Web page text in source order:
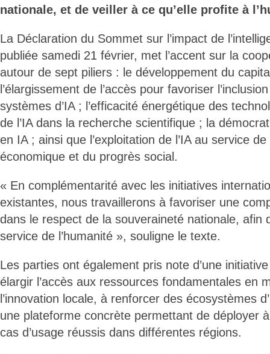
nationale, et de veiller à ce qu’elle profite à
La Déclaration du Sommet sur l’impact de
publiée samedi 21 février, met l’accent sur la
autour de sept piliers : le développement du
l’élargissement de l’accès pour favoriser
systèmes d’IA ; l’efficacité énergétique des
de l’IA dans la recherche scientifique ; la
en IA ; ainsi que l’exploitation de l’IA au service
économique et du progrès social.
« En complémentarité avec les initiatives
existantes, nous travaillerons à favoriser une
dans le respect de la souveraineté nationale, afin
service de l’humanité », souligne le texte.
Les parties ont également pris note d’une
élargir l’accès aux ressources fondamentales en
l’innovation locale, à renforcer des écosystèmes
une plateforme concrète permettant de déployer
cas d’usage réussis dans différentes régions.